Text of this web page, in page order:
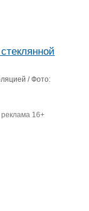
/ Фото:
реклама 16+